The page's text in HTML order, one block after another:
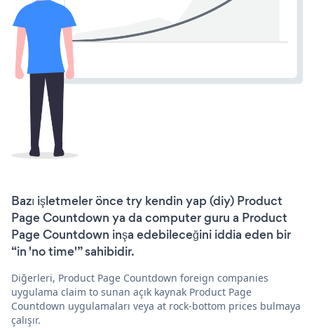
Bazı işletmeler önce try kendin yap (diy) Product
Page Countdown ya da computer guru a Product
Page Countdown inşa edebileceğini iddia eden bir
“in 'no time'” sahibidir.
Diğerleri, Product Page Countdown foreign companies
uygulama claim to sunan açık kaynak Product Page
Countdown uygulamaları veya at rock-bottom prices bulmaya
çalışır.